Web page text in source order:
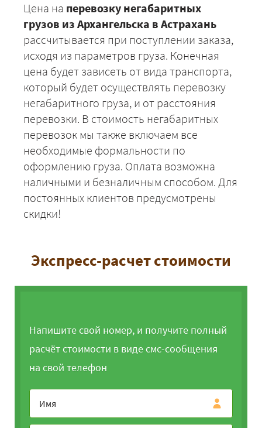
Цена на перевозку негабаритных
грузов из Архангельска в Астрахань
рассчитывается при поступлении заказа,
исходя из параметров груза. Конечная
цена будет зависеть от вида транспорта,
который будет осуществлять перевозку
негабаритного груза, и от расстояния
перевозки. В стоимость негабаритных
перевозок мы также включаем все
необходимые формальности по
оформлению груза. Оплата возможна
наличными и безналичным способом. Для
постоянных клиентов предусмотрены
скидки!
Экспресс-расчет стоимости
Напишите свой номер, и получите полный
расчёт стоимости в виде смс-сообщения
на свой телефон